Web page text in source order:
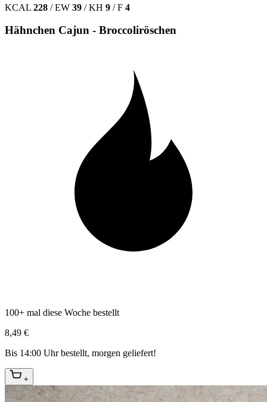
KCAL 228 / EW 39 / KH 9 / F 4
Hähnchen Cajun - Broccoliröschen
100+ mal diese Woche bestellt
8,49 €
Bis 14:00 Uhr bestellt, morgen geliefert!
+